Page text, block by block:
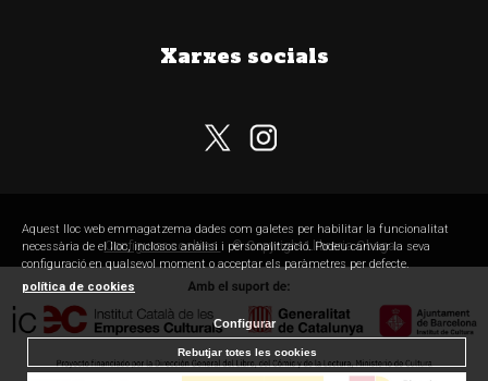
Xarxes socials
Configurar cookies © Copyright Llibreria Obaga
Aquest lloc web emmagatzema dades com galetes per habilitar la funcionalitat
necessària de el lloc, inclosos anàlisi i personalització. Podeu canviar la seva
configuració en qualsevol moment o acceptar els paràmetres per defecte.
política de cookies
Configurar
Rebutjar totes les cookies